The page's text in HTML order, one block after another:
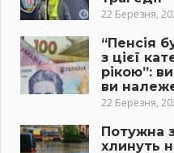
22 Березня,
“Пенсія
з цієї
рікою”:
ви
22 Березня,
Потужна
хлинуть